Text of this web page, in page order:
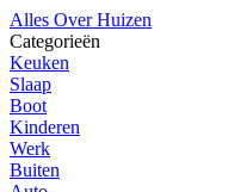
Alles Over Huizen
Categorieën
Keuken
Slaap
Boot
Kinderen
Werk
Buiten